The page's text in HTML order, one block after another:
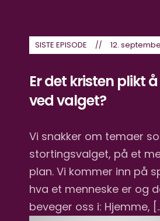
SISTE EPISODE 12.
Er det kristen plikt
ved valget?
Vi snakker om temaer
stortingsvalget, på et
plan. Vi kommer inn på
hva et menneske er og
beveger oss i: Hjemme,